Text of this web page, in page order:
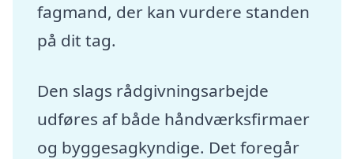
fagmand, der kan vurdere standen
på dit tag.
Den slags rådgivningsarbejde
udføres af både håndværksfirmaer
og byggesagkyndige. Det foregår